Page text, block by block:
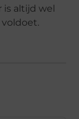
is altijd wel